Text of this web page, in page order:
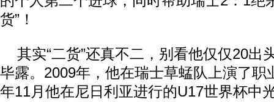
货”！
其实“二货”还真不二，别看他仅仅20出
毕露。2009年，他在瑞士草蜢队上演了职
年11月他在尼日利亚进行的U17世界杯中